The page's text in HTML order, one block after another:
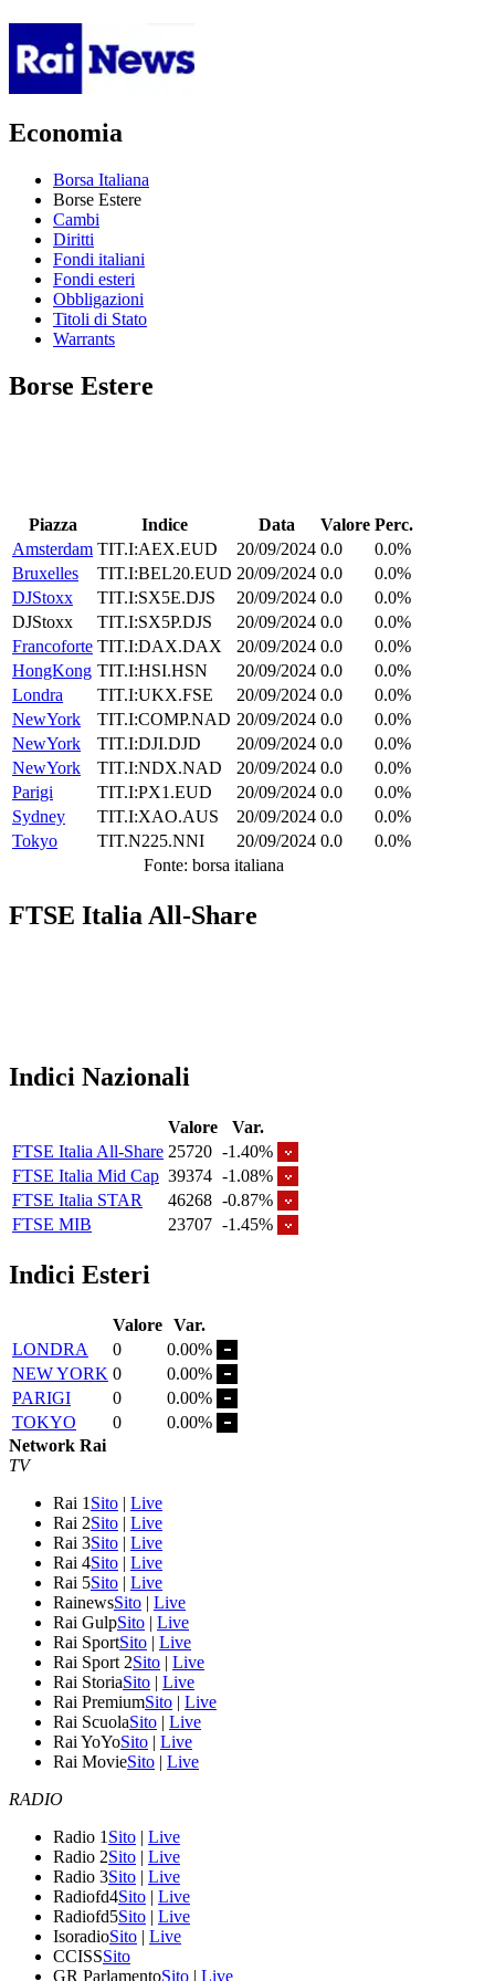
Economia
Borsa Italiana
Borse Estere
Cambi
Diritti
Fondi italiani
Fondi esteri
Obbligazioni
Titoli di Stato
Warrants
Borse Estere
Piazza Indice Data Valore Perc.
Amsterdam TIT.I:AEX.EUD 20/09/2024 0.0
0.0%
Bruxelles
TIT.I:BEL20.EUD 20/09/2024 0.0
0.0%
DJStoxx
TIT.I:SX5E.DJS 20/09/2024 0.0
0.0%
DJStoxx
TIT.I:SX5P.DJS 20/09/2024 0.0
0.0%
Francoforte TIT.I:DAX.DAX 20/09/2024 0.0
0.0%
HongKong TIT.I:HSI.HSN 20/09/2024 0.0
0.0%
Londra
TIT.I:UKX.FSE 20/09/2024 0.0
0.0%
NewYork
TIT.I:COMP.NAD 20/09/2024 0.0
0.0%
NewYork
TIT.I:DJI.DJD 20/09/2024 0.0
0.0%
NewYork
TIT.I:NDX.NAD 20/09/2024 0.0
0.0%
Parigi
TIT.I:PX1.EUD 20/09/2024 0.0
0.0%
Sydney
TIT.I:XAO.AUS 20/09/2024 0.0
0.0%
Tokyo
TIT.N225.NNI 20/09/2024 0.0
0.0%
Fonte: borsa italiana
FTSE Italia All-Share
Indici Nazionali
Valore
Var.
FTSE Italia All-Share 25720 -1.40%
FTSE Italia Mid Cap 39374 -1.08%
FTSE Italia STAR
46268 -0.87%
FTSE MIB
23707 -1.45%
Indici Esteri
Valore Var.
LONDRA
0
0.00%
NEW YORK 0
0.00%
PARIGI
0
0.00%
TOKYO
0
0.00%
Network Rai
TV
Rai 1 Sito | Live
Rai 2Sito | Live
Rai 3Sito | Live
Rai 4Sito | Live
Rai 5Sito | Live
RainewsSito | Live
Rai GulpSito | Live
Rai SportSito | Live
Rai Sport 2Sito | Live
Rai StoriaSito | Live
Rai PremiumSito | Live
Rai ScuolaSito | Live
Rai YoYoSito | Live
Rai MovieSito | Live
RADIO
Radio 1 Sito | Live
Radio 2Sito | Live
Radio 3Sito | Live
Radiofd4Sito | Live
Radiofd5Sito | Live
IsoradioSito | Live
CCISSSito
GR ParlamentoSito | Live